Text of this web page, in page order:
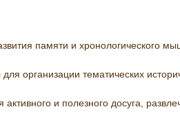
памяти и хронологического
для организации тематических
активного и полезного досуга,